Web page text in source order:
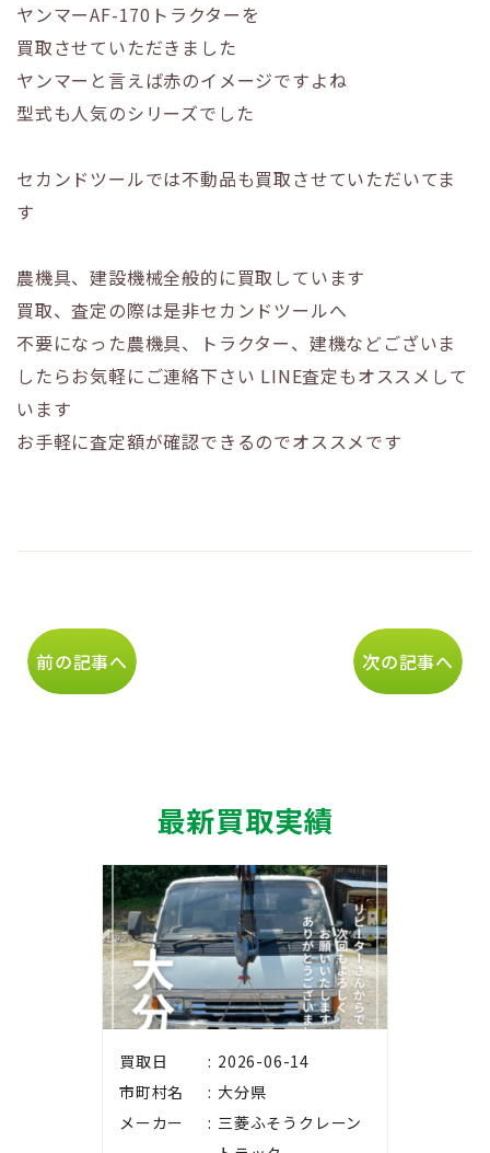
ヤンマーAF-170トラクターを
買取させていただきました
ヤンマーと言えば赤のイメージですよね
型式も人気のシリーズでした
セカンドツールでは不動品も買取させていただいてま
す
農機具、建設機械全般的に買取しています
買取、査定の際は是非セカンドツールへ
不要になった農機具、トラクター、建機などございま
したらお気軽にご連絡下さい LINE査定もオススメして
います
お手軽に査定額が確認できるのでオススメです
前の記事へ 次の記事へ
最新買取実績
買取日
2026-06-14
市町村名
大分県
メーカー
三菱ふそうクレーン